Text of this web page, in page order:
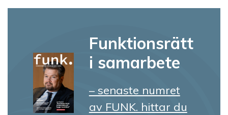
Funktionsrätt
i samarbete
– senaste numret
av FUNK. hittar du